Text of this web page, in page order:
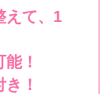
えて、1
！
！